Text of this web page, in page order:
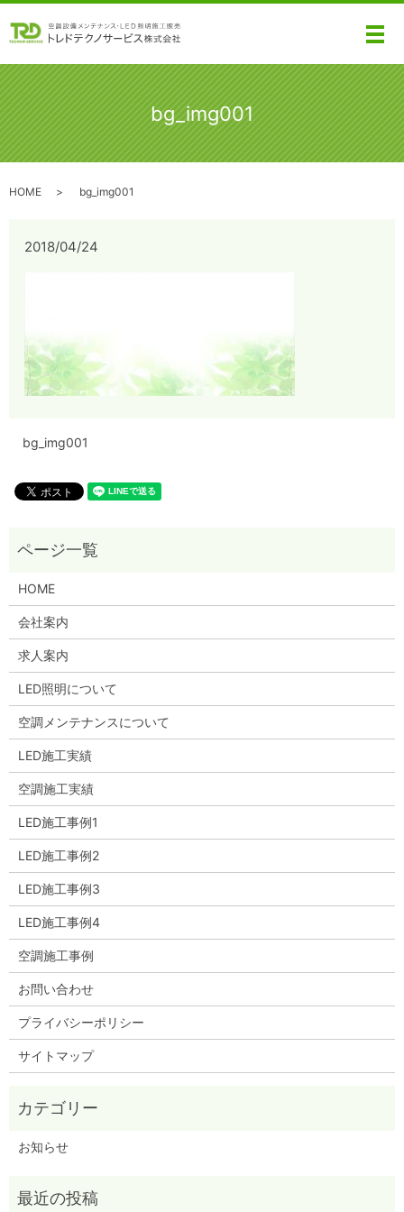
メ
bg_img001
HOME bg_img001
2018/04/24
bg_img001
HOME
会社案内
求人案内
LED照明について
空調メンテナンスについて
LED施工実績
空調施工実績
LED施工事例1
LED施工事例2
LED施工事例3
LED施工事例4
空調施工事例
お問い合わせ
プライバシーポリシー
サイトマップ
お知らせ